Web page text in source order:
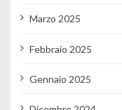
Marzo 2025
Febbraio 2025
Gennaio 2025